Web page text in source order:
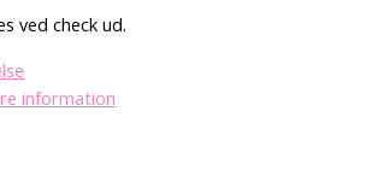
ved check ud.
information